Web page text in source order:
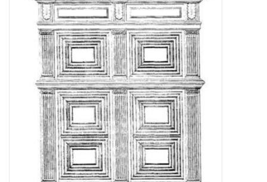
Machines
Documentatie
Tijdschriften
Nieuwe tekeningen
NIEUWE TIJDSCHRIFTEN
ABONNEMENT DE